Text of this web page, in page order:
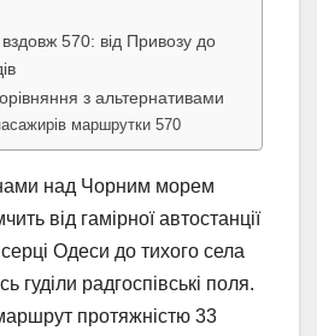
570: від Привозу до
з альтернативами
маршрутки 570
над Чорним морем
від гамірної автостанції
Одеси до тихого села
гуділи радгоспівські поля.
протяжністю 33